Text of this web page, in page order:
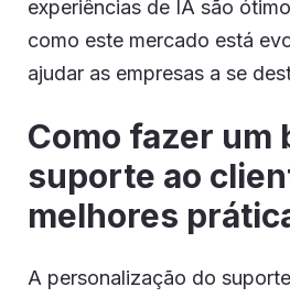
experiências de IA são
como este mercado está
ajudar as empresas a se
Como fazer um
suporte ao
melhores
A personalização do